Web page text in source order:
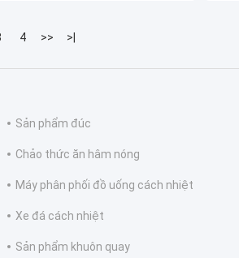
4 >> >|
Sản phẩm đúc
Chảo thức ăn hâm nóng
Máy phân phối đồ uống cách nhiệt
Xe đá cách nhiệt
Sản phẩm khuôn quay